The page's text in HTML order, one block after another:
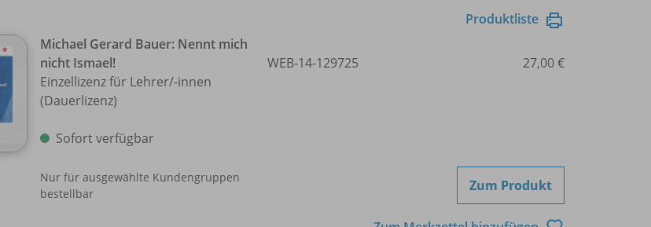
Produktliste
Michael Gerard Bauer: Nennt mich
nicht Ismael!
Einzellizenz für Lehrer/-innen
(Dauerlizenz)
Sofort verfügbar
Nur für ausgewählte Kundengruppen
bestellbar
WEB-14-129725 27,00 €
Zum Produkt